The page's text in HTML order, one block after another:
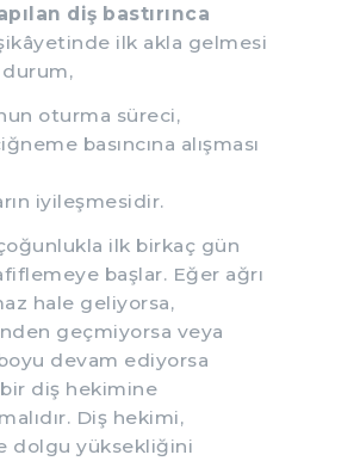
diş bastırınca
ilk akla gelmesi
oturma süreci,
basıncına alışması
iyileşmesidir.
ilk birkaç gün
başlar. Eğer ağrı
hale geliyorsa,
geçmiyorsa veya
devam ediyorsa
diş hekimine
Diş hekimi,
dolgu yüksekliğini